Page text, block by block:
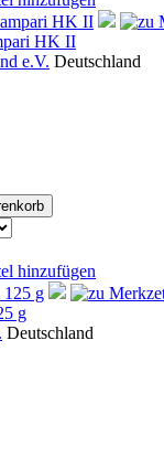
HK II
e.V. Deutschland
g
Deutschland